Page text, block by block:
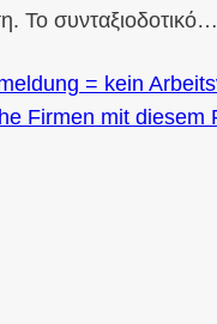
Το συνταξιοδοτικό…